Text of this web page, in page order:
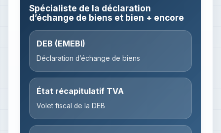
Spécialiste de la déclaration
d’échange de biens et bien + encore
DEB (EMEBI)
Déclaration d’échange de biens
État récapitulatif TVA
Volet fiscal de la DEB